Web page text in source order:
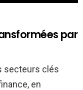
par
secteurs clés
en